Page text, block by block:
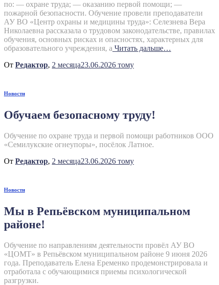
по: — охране труда; — оказанию первой помощи; —
пожарной безопасности. Обучение провели преподаватели
АУ ВО «Центр охраны и медицины труда»: Селезнева Вера
Николаевна рассказала о трудовом законодательстве, правилах
обучения, основных рисках и опасностях, характерных для
образовательного учреждения, а Читать дальше…
От Редактор, 2 месяца23.06.2026 тому
Новости
Обучаем безопасному труду!
Обучение по охране труда и первой помощи работников ООО
«Семилукские огнеупоры», посёлок Латное.
От Редактор, 2 месяца23.06.2026 тому
Новости
Мы в Репьёвском муниципальном
районе!
Обучение по направлениям деятельности провёл АУ ВО
«ЦОМТ» в Репьёвском муниципальном районе 9 июня 2026
года. Преподаватель Елена Еременко продемонстрировала и
отработала с обучающимися приемы психологической
разгрузки.